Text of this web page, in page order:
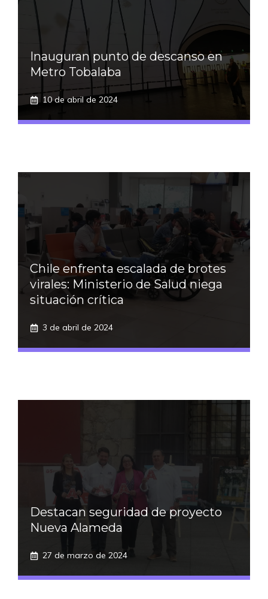
Inauguran punto de descanso en
Metro Tobalaba
10 de abril de 2024
Chile enfrenta escalada de brotes
virales: Ministerio de Salud niega
situación crítica
3 de abril de 2024
Destacan seguridad de proyecto
Nueva Alameda
27 de marzo de 2024